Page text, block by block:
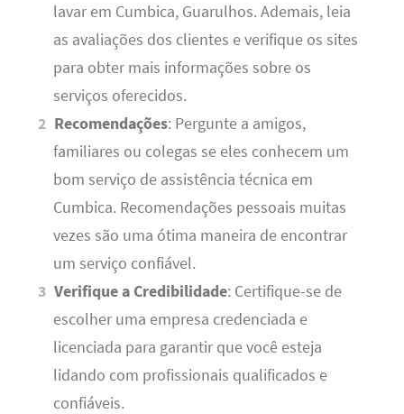
lavar em Cumbica, Guarulhos. Ademais, leia
as avaliações dos clientes e verifique os sites
para obter mais informações sobre os
serviços oferecidos.
Recomendações: Pergunte a amigos,
familiares ou colegas se eles conhecem um
bom serviço de assistência técnica em
Cumbica. Recomendações pessoais muitas
vezes são uma ótima maneira de encontrar
um serviço confiável.
Verifique a Credibilidade: Certifique-se de
escolher uma empresa credenciada e
licenciada para garantir que você esteja
lidando com profissionais qualificados e
confiáveis.